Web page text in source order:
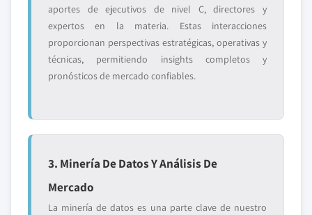
aportes de ejecutivos de nivel C, directores y
expertos en la materia. Estas interacciones
proporcionan perspectivas estratégicas, operativas y
técnicas, permitiendo insights completos y
pronósticos de mercado confiables.
3. Minería De Datos Y Análisis De
Mercado
La minería de datos es una parte clave de nuestro